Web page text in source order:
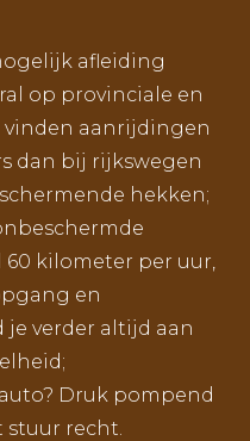
afleiding
op provinciale en
aanrijdingen
dan bij rijkswegen
hekken;
kilometer per uur,
en
je verder altijd aan
Druk pompend
recht.